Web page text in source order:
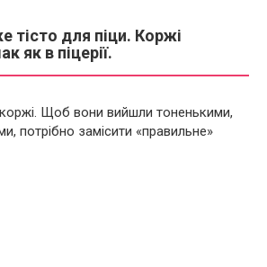
тісто для піци. Коржі
як в піцерії.
Щоб вони вийшли тоненькими,
потрібно замісити «правильне»